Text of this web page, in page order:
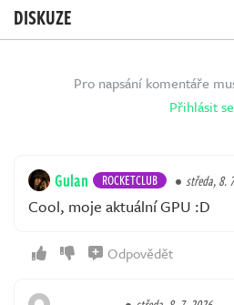
DISKUZE
Pro napsání komentáře
Přihlásit se
Gulan ROCKETCLUB středa, 8.
Cool, moje aktuální GPU :D
Odpovědět